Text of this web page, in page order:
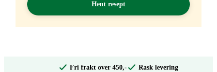
Hent resept
Fri frakt over 450,- Rask levering